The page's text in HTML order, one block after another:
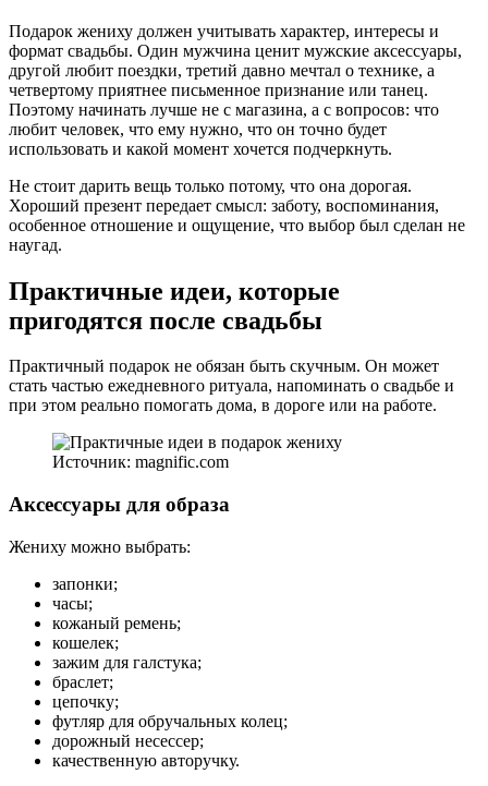
Подарок жениху должен учитывать характер, интересы и
формат свадьбы. Один мужчина ценит мужские аксессуары,
другой любит поездки, третий давно мечтал о технике, а
четвертому приятнее письменное признание или танец.
Поэтому начинать лучше не с магазина, а с вопросов: что
любит человек, что ему нужно, что он точно будет
использовать и какой момент хочется подчеркнуть.
Не стоит дарить вещь только потому, что она дорогая.
Хороший презент передает смысл: заботу, воспоминания,
особенное отношение и ощущение, что выбор был сделан не
наугад.
Практичные идеи, которые
пригодятся после свадьбы
Практичный подарок не обязан быть скучным. Он может
стать частью ежедневного ритуала, напоминать о свадьбе и
при этом реально помогать дома, в дороге или на работе.
Источник: magnific.com
Аксессуары для образа
Жениху можно выбрать:
запонки;
часы;
кожаный ремень;
кошелек;
зажим для галстука;
браслет;
цепочку;
футляр для обручальных колец;
дорожный несессер;
качественную авторучку.